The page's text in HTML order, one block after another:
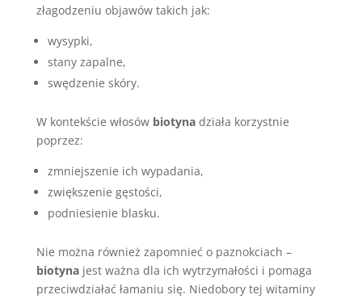
złagodzeniu objawów takich jak:
wysypki,
stany zapalne,
swędzenie skóry.
W kontekście włosów biotynadziała korzystnie
poprzez:
zmniejszenie ich wypadania,
zwiększenie gęstości,
podniesienie blasku.
Nie można również zapomnieć o paznokciach –
biotynajest ważna dla ich wytrzymałości i pomaga
przeciwdziałać łamaniu się. Niedobory tej witaminy